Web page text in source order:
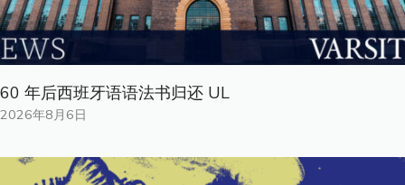
60 年后西班牙语语法书归还 UL
2026年8月6日